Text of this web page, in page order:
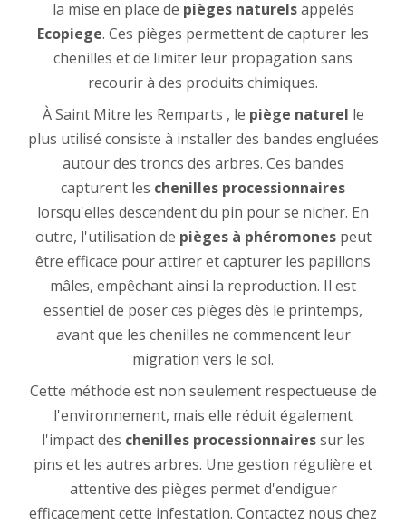
la mise en place de pièges naturelsappelés
Ecopiege. Ces pièges permettent de capturer les
chenilles et de limiter leur propagation sans
recourir à des produits chimiques.
À Saint Mitre les Remparts , le piège naturel le
plus utilisé consiste à installer des bandes engluées
autour des troncs des arbres. Ces bandes
capturent les chenilles processionnaires
lorsqu'elles descendent du pin pour se nicher. En
outre, l'utilisation de pièges à phéromonespeut
être efficace pour attirer et capturer les papillons
mâles, empêchant ainsi la reproduction. Il est
essentiel de poser ces pièges dès le printemps,
avant que les chenilles ne commencent leur
migration vers le sol.
Cette méthode est non seulement respectueuse de
l'environnement, mais elle réduit également
l'impact des chenilles processionnairessur les
pins et les autres arbres. Une gestion régulière et
attentive des pièges permet d'endiguer
efficacement cette infestation. Contactez nous chez